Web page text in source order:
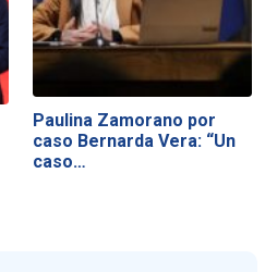
Paulina Zamorano por
caso Bernarda Vera: “Un
caso…